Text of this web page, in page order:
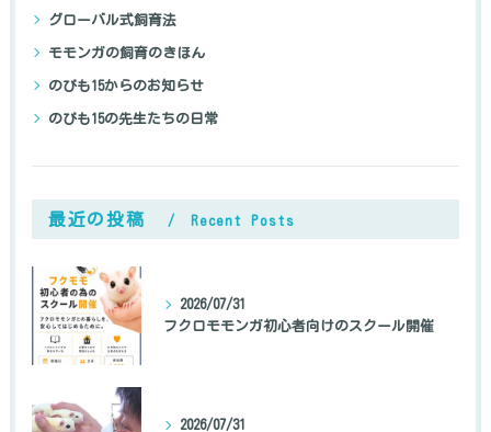
グローバル式飼育法
モモンガの飼育のきほん
のびも15からのお知らせ
のびも15の先生たちの日常
最近の投稿 Recent Posts
2026/07/31
フクロモモンガ初心者向けのスクール開催
2026/07/31